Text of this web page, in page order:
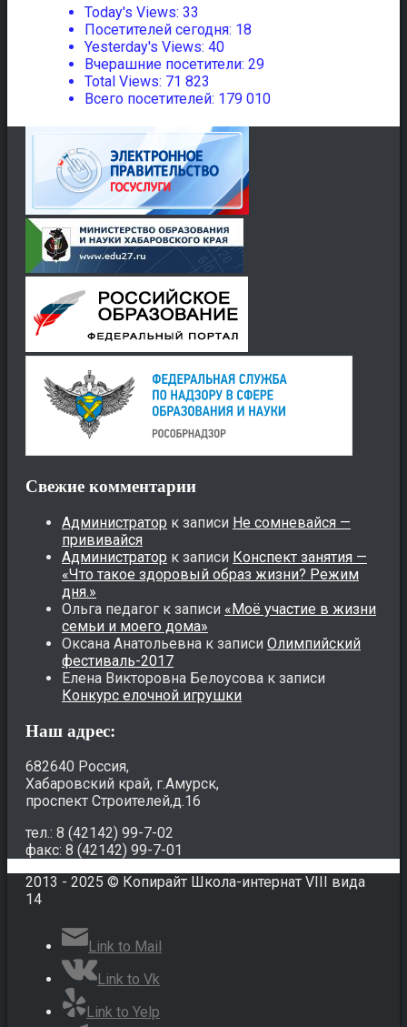
Today's Views: 33
Посетителей сегодня: 18
Yesterday's Views: 40
Вчерашние посетители: 29
Total Views: 71 823
Всего посетителей: 179 010
Свежие комментарии
Администратор к записи Не сомневайся —
прививайся
Администратор к записи Конспект занятия —
«Что такое здоровый образ жизни? Режим
дня.»
Ольга педагог к записи «Моё участие в жизни
семьи и моего дома»
Оксана Анатольевна к записи Олимпийский
фестиваль-2017
Елена Викторовна Белоусова к записи
Конкурс елочной игрушки
Наш адрес:
682640 Россия,
Хабаровский край, г.Амурск,
проспект Строителей,д.16
тел.: 8 (42142) 99-7-02
факс: 8 (42142) 99-7-01
2013 - 2025 © Копирайт Школа-интернат VIII вида
14
Link to Mail
Link to Vk
Link to Yelp